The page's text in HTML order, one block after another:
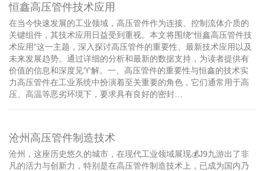
恒鑫高压管件技术应用
在当今快速发展的工业领域，高压管件作为连接、控制流体介质的
关键组件，其技术应用日益受到重视。本文将围绕“恒鑫高压管件技
术应用”这一主题，深入探讨高压管件的重要性、最新技术应用以及
未来发展趋势。通过详细的分析和最新的数据支持，为读者提供有
价值的信息和深度见♈️解。一、高压管件的重要性与恒鑫的技术实
力高压管件在工业系统中扮演着至关重要的角色，它们通常用于高
压、高温等恶劣环境下，要求具有良好的密封…
沧州高压管件制造技术
沧州，这座历史悠久的城市，在现代工业领域展现💰J9九游出了非
凡的活力与创新力，特别是在高压管件制造技术上，已成为国内乃